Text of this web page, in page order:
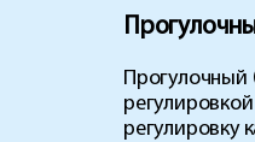
Прогулочный
регулировку